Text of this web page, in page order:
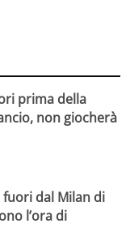
prima della
non giocherà
dal Milan di
l’ora di